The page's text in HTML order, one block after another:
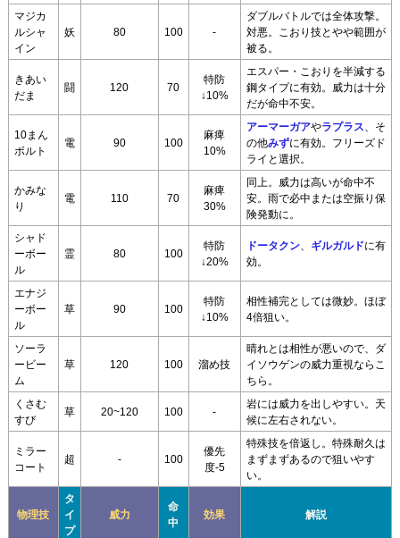
マジカ
ルシャ
イン
妖 80 100 -
ダブルバトルでは全体攻撃。
対悪。こおり技とやや範囲が
被る。
きあい
だま
闘 120 70
特防
↓10%
エスパー・こおりを半減する
鋼タイプに有効。威力は十分
だが命中不安。
10まん
ボルト
電 90 100
麻痺
10%
アーマーガアやラプラス 、そ
の他みずに有効。フリーズド
ライと選択。
かみな
り
電 110 70
麻痺
30%
同上。威力は高いが命中不
安。雨で必中または空振り保
険発動に。
シャド
ーボー
ル
霊 80 100
特防
↓20%
ドータクン、 ギルガルドに有
効。
エナジ
ーボー
ル
草 90 100
特防
↓10%
相性補完としては微妙。ほぼ
4倍狙い。
ソーラ
ービー
ム
草 120 100 溜め技
晴れとは相性が悪いので、ダ
イソウゲンの威力重視ならこ
ちら。
くさむ
すび
草 20~120 100 -
岩には威力を出しやすい。天
候に左右されない。
ミラー
コート
超 - 100
優先
度-5
特殊技を倍返し。特殊耐久は
まずまずあるので狙いやす
い。
物理技
タ
イ
プ
威力
命
中
効果 解説